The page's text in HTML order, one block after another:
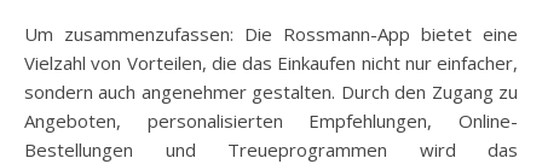
Um zusammenzufassen: Die Rossmann-App bietet eine
Vielzahl von Vorteilen, die das Einkaufen nicht nur einfacher,
sondern auch angenehmer gestalten. Durch den Zugang zu
Angeboten, personalisierten Empfehlungen, Online-
Bestellungen und Treueprogrammen wird das